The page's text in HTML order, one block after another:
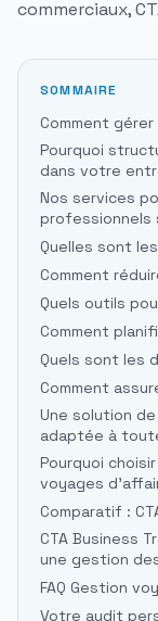
commerciaux,
SOMMAIRE
Comment
Pourquoi
dans votre
Nos services
professionnels
Quelles sont
Comment
Quels outils
Comment
Quels sont les
Comment
Une solution
adaptée à
Pourquoi
voyages
Comparatif :
CTA Business
une gestion
FAQ Gestion
Votre audit